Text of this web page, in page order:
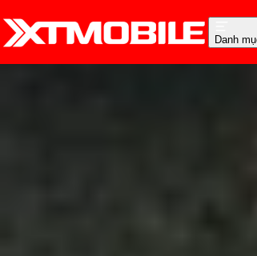
Danh
Hướng dẫn